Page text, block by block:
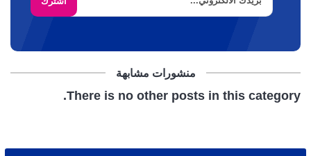
منشورات مشابهة
There is no other posts in this category.